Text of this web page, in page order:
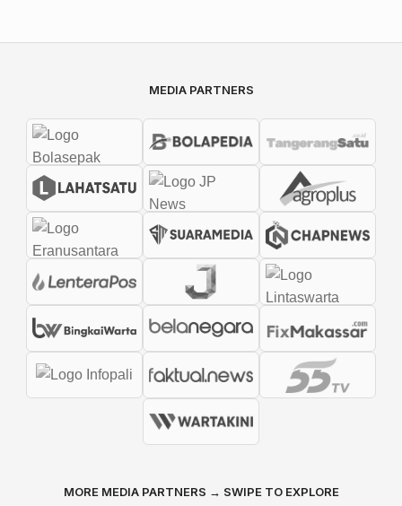
MEDIA PARTNERS
MORE MEDIA PARTNERS → SWIPE TO EXPLORE